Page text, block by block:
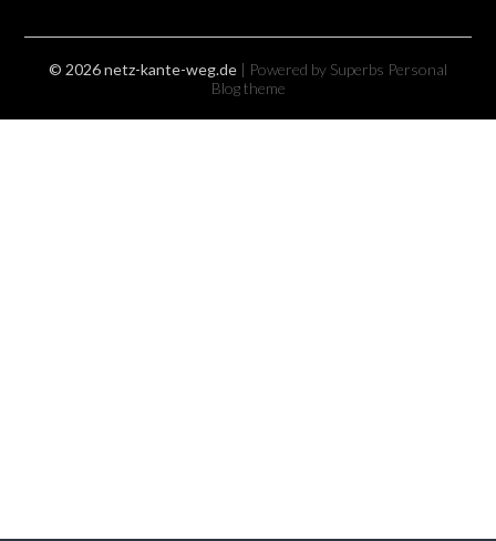
© 2026 netz-kante-weg.de | Powered by Superbs Personal
Blog theme